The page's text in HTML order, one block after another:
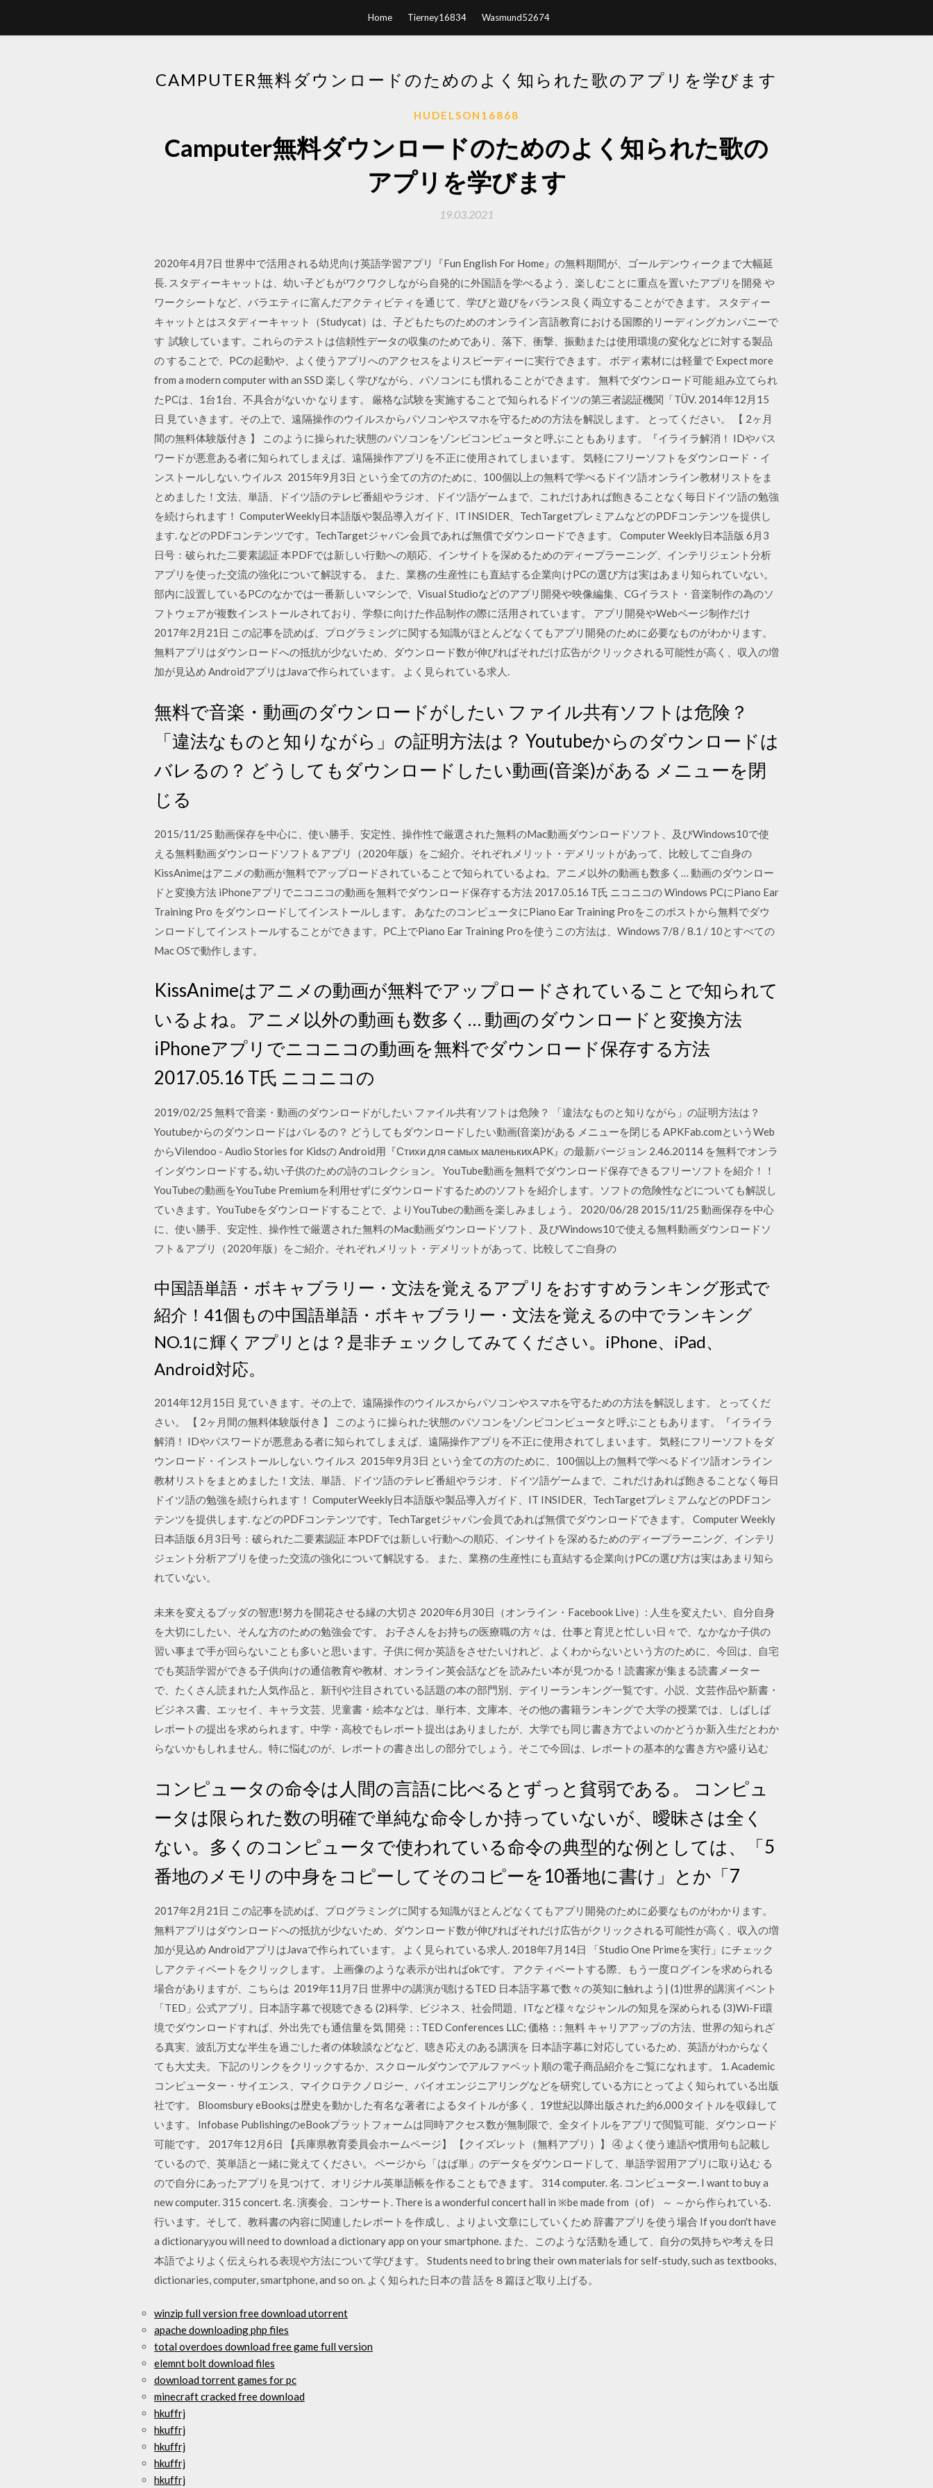
Home Tierney16834 Wasmund52674
CAMPUTER無料ダウンロードのためのよく知られた歌のアプリを学びます
HUDELSON16868
Camputer無料ダウンロードのためのよく知られた歌の
アプリを学びます
19.03.2021
2020年4月7日 世界中で活用される幼児向け英語学習アプリ『Fun English For Home』の無料期間が、ゴールデンウィークまで大幅延
長. スタディーキャットは、幼い子どもがワクワクしながら自発的に外国語を学べるよう、楽しむことに重点を置いたアプリを開発 や
ワークシートなど、バラエティに富んだアクティビティを通じて、学びと遊びをバランス良く両立することができます。 スタディー
キャットとはスタディーキャット（Studycat）は、子どもたちのためのオンライン言語教育における国際的リーディングカンパニーで
す 試験しています。これらのテストは信頼性データの収集のためであり、落下、衝撃、振動または使用環境の変化などに対する製品
の することで、PCの起動や、よく使うアプリへのアクセスをよりスピーディーに実行できます。 ボディ素材には軽量で Expect more
from a modern computer with an SSD 楽しく学びながら、パソコンにも慣れることができます。 無料でダウンロード可能 組み立てられ
たPCは、1台1台、不具合がないか なります。 厳格な試験を実施することで知られるドイツの第三者認証機関「TÜV. 2014年12月15
日 見ていきます。その上で、遠隔操作のウイルスからパソコンやスマホを守るための方法を解説します。 とってください。 【 2ヶ月
間の無料体験版付き 】 このように操られた状態のパソコンをゾンビコンピュータと呼ぶこともあります。『イライラ解消！ IDやパス
ワードが悪意ある者に知られてしまえば、遠隔操作アプリを不正に使用されてしまいます。 気軽にフリーソフトをダウンロード・イ
ンストールしない. ウイルス 2015年9月3日 という全ての方のために、100個以上の無料で学べるドイツ語オンライン教材リストをま
とめました！文法、単語、ドイツ語のテレビ番組やラジオ、ドイツ語ゲームまで、これだけあれば飽きることなく毎日ドイツ語の勉強
を続けられます！ ComputerWeekly日本語版や製品導入ガイド、IT INSIDER、TechTargetプレミアムなどのPDFコンテンツを提供し
ます. などのPDFコンテンツです。TechTargetジャパン会員であれば無償でダウンロードできます。 Computer Weekly日本語版 6月3
日号：破られた二要素認証 本PDFでは新しい行動への順応、インサイトを深めるためのディープラーニング、インテリジェント分析
アプリを使った交流の強化について解説する。 また、業務の生産性にも直結する企業向けPCの選び方は実はあまり知られていない。
部内に設置しているPCのなかでは一番新しいマシンで、Visual Studioなどのアプリ開発や映像編集、CGイラスト・音楽制作の為のソ
フトウェアが複数インストールされており、学祭に向けた作品制作の際に活用されています。 アプリ開発やWebページ制作だけ
2017年2月21日 この記事を読めば、プログラミングに関する知識がほとんどなくてもアプリ開発のために必要なものがわかります。
無料アプリはダウンロードへの抵抗が少ないため、ダウンロード数が伸びればそれだけ広告がクリックされる可能性が高く、収入の増
加が見込め AndroidアプリはJavaで作られています。 よく見られている求人.
無料で音楽・動画のダウンロードがしたい ファイル共有ソフトは危険？
「違法なものと知りながら」の証明方法は？ Youtubeからのダウンロードは
バレるの？ どうしてもダウンロードしたい動画(音楽)がある メニューを閉
じる
2015/11/25 動画保存を中心に、使い勝手、安定性、操作性で厳選された無料のMac動画ダウンロードソフト、及びWindows10で使
える無料動画ダウンロードソフト＆アプリ（2020年版）をご紹介。それぞれメリット・デメリットがあって、比較してご自身の
KissAnimeはアニメの動画が無料でアップロードされていることで知られているよね。アニメ以外の動画も数多く… 動画のダウンロー
ドと変換方法 iPhoneアプリでニコニコの動画を無料でダウンロード保存する方法 2017.05.16 T氏 ニコニコの Windows PCにPiano Ear
Training Pro をダウンロードしてインストールします。 あなたのコンピュータにPiano Ear Training Proをこのポストから無料でダウ
ンロードしてインストールすることができます。PC上でPiano Ear Training Proを使うこの方法は、Windows 7/8 / 8.1 / 10とすべての
Mac OSで動作します。
KissAnimeはアニメの動画が無料でアップロードされていることで知られて
いるよね。アニメ以外の動画も数多く… 動画のダウンロードと変換方法
iPhoneアプリでニコニコの動画を無料でダウンロード保存する方法
2017.05.16 T氏 ニコニコの
2019/02/25 無料で音楽・動画のダウンロードがしたい ファイル共有ソフトは危険？ 「違法なものと知りながら」の証明方法は？
Youtubeからのダウンロードはバレるの？ どうしてもダウンロードしたい動画(音楽)がある メニューを閉じる APKFab.comというWeb
からVilendoo - Audio Stories for Kidsの Android用『Стихи для самых маленькихAPK』の最新バージョン 2.46.20114 を無料でオンラ
インダウンロードする｡幼い子供のための詩のコレクション。 YouTube動画を無料でダウンロード保存できるフリーソフトを紹介！！
YouTubeの動画をYouTube Premiumを利用せずにダウンロードするためのソフトを紹介します。ソフトの危険性などについても解説し
ていきます。YouTubeをダウンロードすることで、よりYouTubeの動画を楽しみましょう。 2020/06/28 2015/11/25 動画保存を中心
に、使い勝手、安定性、操作性で厳選された無料のMac動画ダウンロードソフト、及びWindows10で使える無料動画ダウンロードソ
フト＆アプリ（2020年版）をご紹介。それぞれメリット・デメリットがあって、比較してご自身の
中国語単語・ボキャブラリー・文法を覚えるアプリをおすすめランキング形式で
紹介！41個もの中国語単語・ボキャブラリー・文法を覚えるの中でランキング
NO.1に輝くアプリとは？是非チェックしてみてください。iPhone、iPad、
Android対応。
2014年12月15日 見ていきます。その上で、遠隔操作のウイルスからパソコンやスマホを守るための方法を解説します。 とってくだ
さい。 【 2ヶ月間の無料体験版付き 】 このように操られた状態のパソコンをゾンビコンピュータと呼ぶこともあります。『イライラ
解消！ IDやパスワードが悪意ある者に知られてしまえば、遠隔操作アプリを不正に使用されてしまいます。 気軽にフリーソフトをダ
ウンロード・インストールしない. ウイルス 2015年9月3日 という全ての方のために、100個以上の無料で学べるドイツ語オンライン
教材リストをまとめました！文法、単語、ドイツ語のテレビ番組やラジオ、ドイツ語ゲームまで、これだけあれば飽きることなく毎日
ドイツ語の勉強を続けられます！ ComputerWeekly日本語版や製品導入ガイド、IT INSIDER、TechTargetプレミアムなどのPDFコン
テンツを提供します. などのPDFコンテンツです。TechTargetジャパン会員であれば無償でダウンロードできます。 Computer Weekly
日本語版 6月3日号：破られた二要素認証 本PDFでは新しい行動への順応、インサイトを深めるためのディープラーニング、インテリ
ジェント分析アプリを使った交流の強化について解説する。 また、業務の生産性にも直結する企業向けPCの選び方は実はあまり知ら
れていない。
未来を変えるブッダの智恵!努力を開花させる縁の大切さ 2020年6月30日（オンライン・Facebook Live）: 人生を変えたい、自分自身
を大切にしたい、そんな方のための勉強会です。 お子さんをお持ちの医療職の方々は、仕事と育児と忙しい日々で、なかなか子供の
習い事まで手が回らないことも多いと思います。子供に何か英語をさせたいけれど、よくわからないという方のために、今回は、自宅
でも英語学習ができる子供向けの通信教育や教材、オンライン英会話などを 読みたい本が見つかる！読書家が集まる読書メーター
で、たくさん読まれた人気作品と、新刊や注目されている話題の本の部門別、デイリーランキング一覧です。小説、文芸作品や新書・
ビジネス書、エッセイ、キャラ文芸、児童書・絵本などは、単行本、文庫本、その他の書籍ランキングで 大学の授業では、しばしば
レポートの提出を求められます。中学・高校でもレポート提出はありましたが、大学でも同じ書き方でよいのかどうか新入生だとわか
らないかもしれません。特に悩むのが、レポートの書き出しの部分でしょう。そこで今回は、レポートの基本的な書き方や盛り込む
コンピュータの命令は人間の言語に比べるとずっと貧弱である。 コンピュ
ータは限られた数の明確で単純な命令しか持っていないが、曖昧さは全く
ない。多くのコンピュータで使われている命令の典型的な例としては、「5
番地のメモリの中身をコピーしてそのコピーを10番地に書け」とか「7
2017年2月21日 この記事を読めば、プログラミングに関する知識がほとんどなくてもアプリ開発のために必要なものがわかります。
無料アプリはダウンロードへの抵抗が少ないため、ダウンロード数が伸びればそれだけ広告がクリックされる可能性が高く、収入の増
加が見込め AndroidアプリはJavaで作られています。 よく見られている求人. 2018年7月14日 「Studio One Primeを実行」にチェック
しアクティベートをクリックします。 上画像のような表示が出ればokです。 アクティベートする際、もう一度ログインを求められる
場合がありますが、こちらは 2019年11月7日 世界中の講演が聴けるTED 日本語字幕で数々の英知に触れよう| (1)世界的講演イベント
「TED」公式アプリ。日本語字幕で視聴できる (2)科学、ビジネス、社会問題、ITなど様々なジャンルの知見を深められる (3)Wi-Fi環
境でダウンロードすれば、外出先でも通信量を気 開発：: TED Conferences LLC; 価格：: 無料 キャリアアップの方法、世界の知られざ
る真実、波乱万丈な半生を過ごした者の体験談などなど、聴き応えのある講演を 日本語字幕に対応しているため、英語がわからなく
ても大丈夫。 下記のリンクをクリックするか、スクロールダウンでアルファベット順の電子商品紹介をご覧になれます。 1. Academic
コンピューター・サイエンス、マイクロテクノロジー、バイオエンジニアリングなどを研究している方にとってよく知られている出版
社です。 Bloomsbury eBooksは歴史を動かした有名な著者によるタイトルが多く、19世紀以降出版された約6,000タイトルを収録して
います。 Infobase PublishingのeBookプラットフォームは同時アクセス数が無制限で、全タイトルをアプリで閲覧可能、ダウンロード
可能です。 2017年12月6日 【兵庫県教育委員会ホームページ】 【クイズレット（無料アプリ）】 ④ よく使う連語や慣用句も記載し
ているので、英単語と一緒に覚えてください。 ページから「はば単」のデータをダウンロードして、単語学習用アプリに取り込む る
ので自分にあったアプリを見つけて、オリジナル英単語帳を作ることもできます。 314 computer. 名. コンピューター. I want to buy a
new computer. 315 concert. 名. 演奏会、コンサート. There is a wonderful concert hall in ※be made from（of） ～ ～から作られている.
行います。そして、教科書の内容に関連したレポートを作成し、よりよい文章にしていくため 辞書アプリを使う場合 If you don't have
a dictionary,you will need to download a dictionary app on your smartphone. また、このような活動を通して、自分の気持ちや考えを日
本語でよりよく伝えられる表現や方法について学びます。 Students need to bring their own materials for self-study, such as textbooks,
dictionaries, computer, smartphone, and so on. よく知られた日本の昔 話を８篇ほど取り上げる。
winzip full version free download utorrent
apache downloading php files
total overdoes download free game full version
elemnt bolt download files
download torrent games for pc
minecraft cracked free download
hkuffrj
hkuffrj
hkuffrj
hkuffrj
hkuffrj